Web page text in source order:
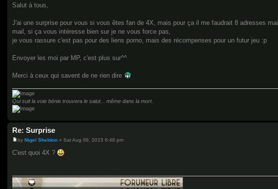
s
Salut à tous,
J'ai une surprise pour vous si vous êtes fan de 4X, mais pour ça il me faudrait 8 adresses
mail, si ça vous intéresse bien sur je ne vous force pas,
je vous rassure c'est pas pour des liens porno, mais des récompenses pour un futur jeu :p
Envoyer les moi par MP, c'est plus sur^^
Merci à ceux qui savent de ne rien dire
Qui suit la voie bénie trouvera le salut... même dans la mort.
Re: Surprise
P
s
by Nigel Sheldon » Sat Aug 08, 2015 6:48 pm
C'est quoi 4X ?